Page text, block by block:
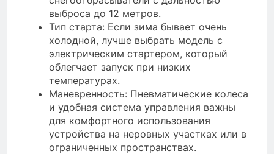
выброса до 12 метров.
Тип старта: Если зима бывает очень
холодной, лучше выбрать модель с
электрическим стартером, который
облегчает запуск при низких
температурах.
Маневренность: Пневматические колеса
и удобная система управления важны
для комфортного использования
устройства на неровных участках или в
ограниченных пространствах.